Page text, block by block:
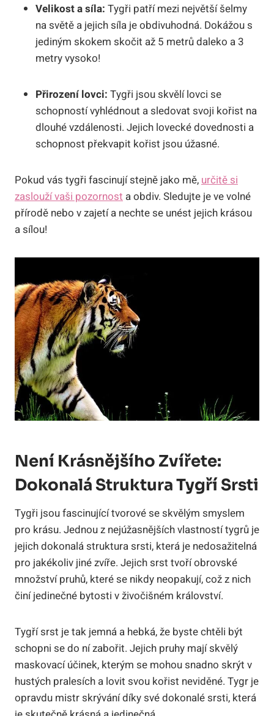
Velikost a síla: Tygři patří mezi největší šelmy
na světě a jejich síla je obdivuhodná. Dokážou s
jediným skokem skočit až 5 metrů daleko a 3
metry vysoko!
Přirození lovci: Tygři jsou skvělí lovci se
schopností vyhlédnout a sledovat svoji kořist na
dlouhé vzdálenosti. Jejich lovecké dovednosti a
schopnost překvapit kořist jsou úžasné.
Pokud vás tygři fascinují stejně jako mě, určitě si
zaslouží vaši pozornost a obdiv. Sledujte je ve volné
přírodě nebo v zajetí a nechte se unést jejich krásou
a sílou!
Není Krásnějšího Zvířete:
Dokonalá Struktura Tygří Srsti
Tygři jsou fascinující tvorové se skvělým smyslem
pro krásu. Jednou z nejúžasnějších vlastností tygrů je
jejich dokonalá struktura srsti, která je nedosažitelná
pro jakékoliv jiné zvíře. Jejich srst tvoří obrovské
množství pruhů, které se nikdy neopakují, což z nich
činí jedinečné bytosti v živočišném království.
Tygří srst je tak jemná a hebká, že byste chtěli být
schopni se do ní zabořit. Jejich pruhy mají skvělý
maskovací účinek, kterým se mohou snadno skrýt v
hustých pralesích a lovit svou kořist neviděné. Tygr je
opravdu mistr skrývání díky své dokonalé srsti, která